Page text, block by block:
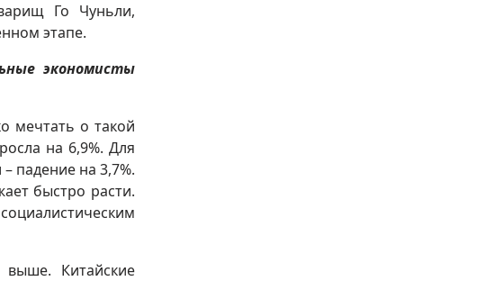
Го Чуньли,
этапе.
экономисты
мечтать о такой
на 6,9%. Для
падение на 3,7%.
быстро расти.
Китайские